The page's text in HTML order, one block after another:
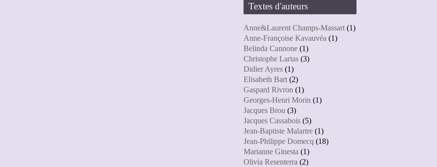
Textes d'auteurs
Anne&Laurent Champs-Massart(1)
Anne-Françoise Kavauvéa (1)
Belinda Cannone(1)
Christophe Lartas(3)
Didier Ayres(1)
Elisabeth Bart(2)
Gaspard Rivron (1)
Georges-Henri Morin (1)
Jacques Brou (3)
Jacques Cassabois(5)
Jean-Baptiste Malartre(1)
Jean-Philippe Domecq (18)
Marianne Ginesta (1)
Olivia Resenterra (2)